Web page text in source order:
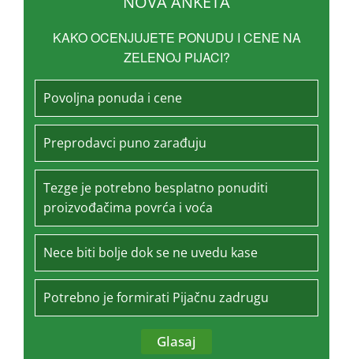
KAKO OCENJUJETE PONUDU I CENE NA
ZELENOJ PIJACI?
Povoljna ponuda i cene
Preprodavci puno zarađuju
Tezge je potrebno besplatno ponuditi
proizvođačima povrća i voća
Nece biti bolje dok se ne uvedu kase
Potrebno je formirati Pijačnu zadrugu